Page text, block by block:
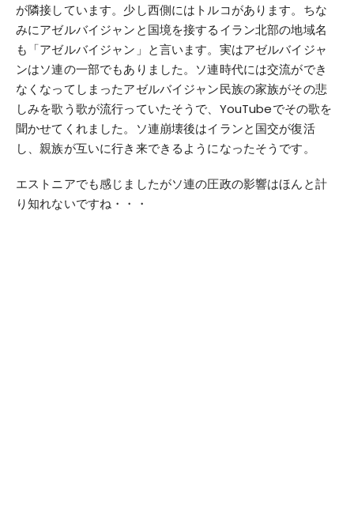
が隣接しています。少し西側にはトルコがあります。ちな
みにアゼルバイジャンと国境を接するイラン北部の地域名
も「アゼルバイジャン」と言います。実はアゼルバイジャ
ンはソ連の一部でもありました。ソ連時代には交流ができ
なくなってしまったアゼルバイジャン民族の家族がその悲
しみを歌う歌が流行っていたそうで、YouTubeでその歌を
聞かせてくれました。ソ連崩壊後はイランと国交が復活
し、親族が互いに行き来できるようになったそうです。
エストニアでも感じましたがソ連の圧政の影響はほんと計
り知れないですね・・・